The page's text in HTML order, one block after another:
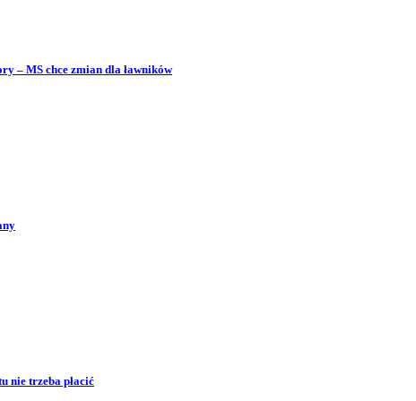
– MS chce zmian dla ławników
nie trzeba płacić